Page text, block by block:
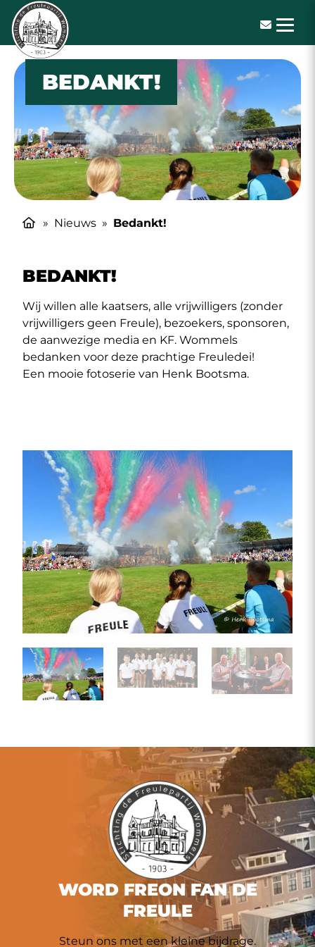
De Freulepartij
BEDANKT!
» Nieuws » Bedankt!
BEDANKT!
Wij willen alle kaatsers, alle vrijwilligers (zonder
vrijwilligers geen Freule), bezoekers, sponsoren,
de aanwezige media en KF. Wommels
bedanken voor deze prachtige Freuledei!
Een mooie fotoserie van Henk Bootsma.
WORD FREON FAN DE
FREULE
Steun ons met een kleine bijdrage.